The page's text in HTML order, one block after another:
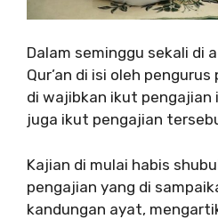
Dalam seminggu sekali di
Qur’an di isi oleh
di wajibkan ikut pengajian
juga ikut pengajian
Kajian di mulai habis
pengajian yang di
kandungan ayat,